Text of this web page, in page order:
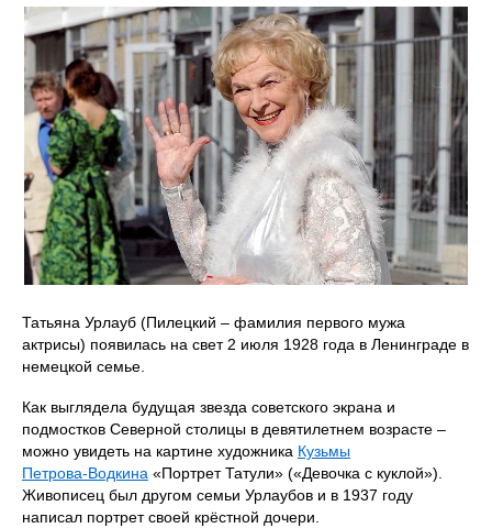
Татьяна Урлауб (Пилецкий – фамилия первого мужа
актрисы) появилась на свет 2 июля 1928 года в Ленинграде в
немецкой семье.
Как выглядела будущая звезда советского экрана и
подмостков Северной столицы в девятилетнем возрасте –
можно увидеть на картине художника Кузьмы
Петрова‑Водкина «Портрет Татули» («Девочка с куклой»).
Живописец был другом семьи Урлаубов и в 1937 году
написал портрет своей крёстной дочери.